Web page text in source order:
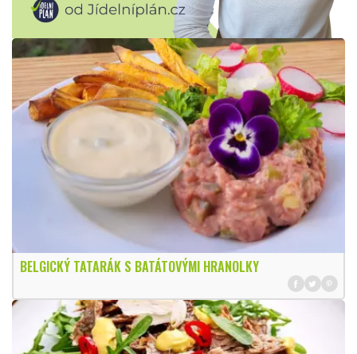
BELGICKÝ TATARÁK S BATÁTOVÝMI HRANOLKY